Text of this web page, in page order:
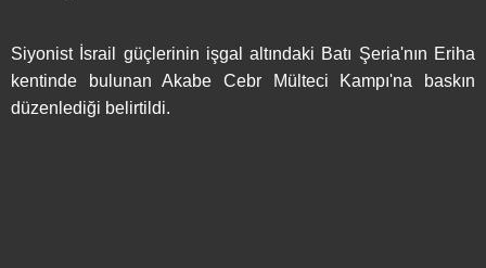
Siyonist İsrail güçlerinin işgal altındaki Batı Şeria'nın Eriha
kentinde bulunan Akabe Cebr Mülteci Kampı'na baskın
düzenlediği belirtildi.